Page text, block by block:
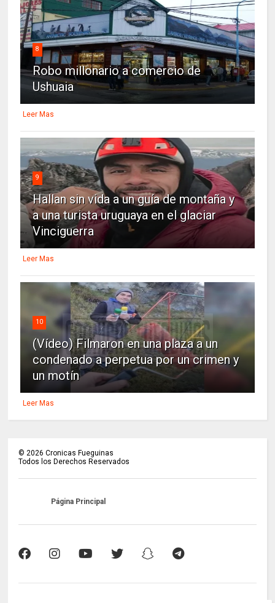
8
Robo millonario a comercio de
Ushuaia
Leer Mas
9
Hallan sin vida a un guía de montaña y
a una turista uruguaya en el glaciar
Vinciguerra
Leer Mas
10
(Vídeo) Filmaron en una plaza a un
condenado a perpetua por un crimen y
un motín
Leer Mas
© 2026 Cronicas Fueguinas
Todos los Derechos Reservados
Página Principal